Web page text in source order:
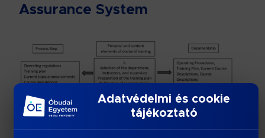
Assurance System
Adatvédelmi és cookie
tájékoztató